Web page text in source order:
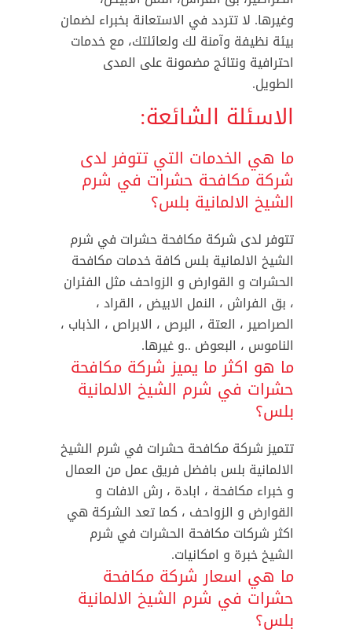
وغيرها. لا تتردد في الاستعانة بخبراء لضمان
بيئة نظيفة وآمنة لك ولعائلتك، مع خدمات
احترافية ونتائج مضمونة على المدى
الطويل.
الاسئلة الشائعة:
ما هي الخدمات التي تتوفر لدى
شركة مكافحة حشرات في شرم
الشيخ الالمانية بلس؟
تتوفر لدى شركة مكافحة حشرات في شرم
الشيخ الالمانية بلس كافة خدمات مكافحة
الحشرات و القوارض و الزواحف مثل الفئران
، بق الفراش ، النمل الابيض ، القراد ،
الصراصير ، العتة ، البرص ، الابراص ، الذباب ،
الناموس ، البعوض ..و غيرها.
ما هو اكثر ما يميز شركة مكافحة
حشرات في شرم الشيخ الالمانية
بلس؟
تتميز شركة مكافحة حشرات في شرم الشيخ
الالمانية بلس بافضل فريق عمل من العمال
و خبراء مكافحة ، ابادة ، رش الافات و
القوارض و الزواحف ، كما تعد الشركة هي
اكثر شركات مكافحة الحشرات في شرم
الشيخ خبرة و امكانيات.
ما هي اسعار شركة مكافحة
حشرات في شرم الشيخ الالمانية
بلس؟